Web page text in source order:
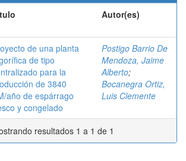
Autor(es)
de una planta
de tipo
para la
de 3840
año de espárrago
y congelado
Postigo Barrio De
Mendoza, Jaime
Alberto;
Bocanegra Ortiz,
Luis Clemente
resultados 1 a 1 de 1